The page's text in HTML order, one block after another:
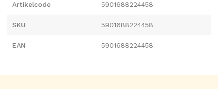
Artikelcode 5901688224458
SKU 5901688224458
EAN 5901688224458